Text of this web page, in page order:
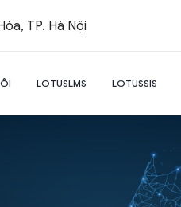
TP. Hà Nội
LOTUSLMS LOTUSSIS